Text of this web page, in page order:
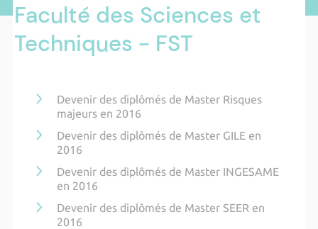
Faculté des Sciences et
Techniques - FST
Devenir des diplômés de Master Risques
majeurs en 2016
Devenir des diplômés de Master GILE en
2016
Devenir des diplômés de Master INGESAME
en 2016
Devenir des diplômés de Master SEER en
2016